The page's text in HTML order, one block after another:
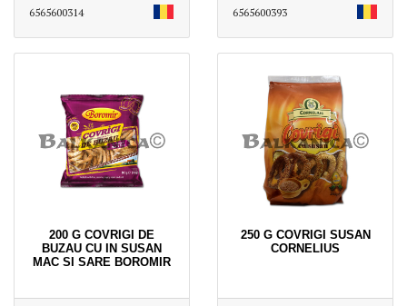
6565600314 6565600393
200 G COVRIGI DE
BUZAU CU IN SUSAN
MAC SI SARE BOROMIR
250 G COVRIGI SUSAN
CORNELIUS